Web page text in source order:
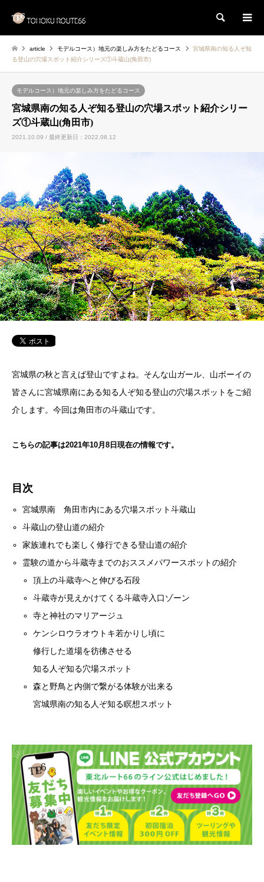
検索
article モデルコース）地元の楽しみ方をたどるコース
宮城県南の知る人ぞ知
る登山の穴場スポット紹介シリーズ①斗蔵山(角田市)
モデルコース）地元の楽しみ方をたどるコース
宮城県南の知る人ぞ知る登山の穴場スポット紹介シリー
ズ①斗蔵山(角田市)
2021.10.09 / 最終更新日：2022.08.12
宮城県の秋と言えば登山ですよね。そんな山ガール、山ボーイの
皆さんに宮城県南にある知る人ぞ知る登山の穴場スポットをご紹
介します。今回は角田市の斗蔵山です。
こちらの記事は2021年10月8日現在の情報です。
目次
宮城県南 角田市内にある穴場スポット斗蔵山
斗蔵山の登山道の紹介
家族連れでも楽しく修行できる登山道の紹介
霊験の道から斗蔵寺までのおススメパワースポットの紹介
頂上の斗蔵寺へと伸びる石段
斗蔵寺が見えかけてくる斗蔵寺入口ゾーン
寺と神社のマリアージュ
ケンシロウラオウトキ若かりし頃に
修行した道場を彷彿させる
知る人ぞ知る穴場スポット
森と野鳥と内側で繋がる体験が出来る
宮城県南の知る人ぞ知る瞑想スポット